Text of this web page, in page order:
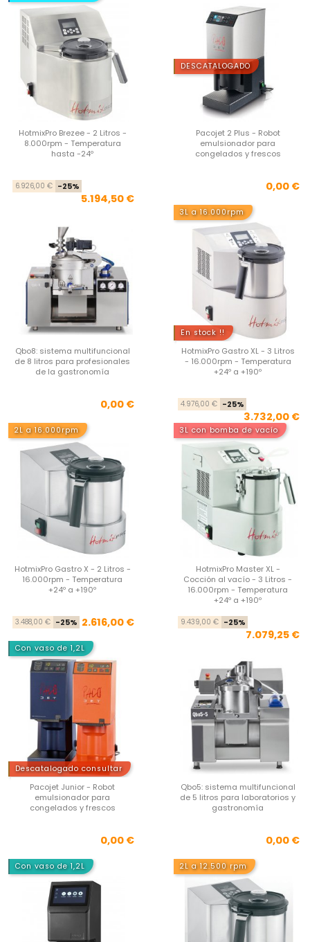
HotmixPro Brezee - 2 Litros -
8.000rpm - Temperatura
hasta -24º
6.926,00 € -25%
5.194,50 €
DESCATALOGADO
Pacojet 2 Plus - Robot
emulsionador para
congelados y frescos
0,00 €
Qbo8: sistema multifuncional
de 8 litros para profesionales
de la gastronomía
Precio
0,00 €
3L a 16.000rpm
En stock !!
HotmixPro Gastro XL - 3 Litros
- 16.000rpm - Temperatura
+24º a +190º
4.976,00 € -25%
3.732,00 €
2L a 16.000rpm
HotmixPro Gastro X - 2 Litros -
16.000rpm - Temperatura
+24º a +190º
Precio base
3.488,00 € -25% Precio
2.616,00 €
3L con bomba de vacío
HotmixPro Master XL -
Cocción al vacío - 3 Litros -
16.000rpm - Temperatura
+24º a +190º
9.439,00 € -25%
7.079,25 €
Con vaso de 1,2L
Descatalogado consultar
Pacojet Junior - Robot
emulsionador para
congelados y frescos
Precio
0,00 €
Qbo5: sistema multifuncional
de 5 litros para laboratorios y
gastronomía
0,00 €
Con vaso de 1,2L 2L a 12.500 rpm